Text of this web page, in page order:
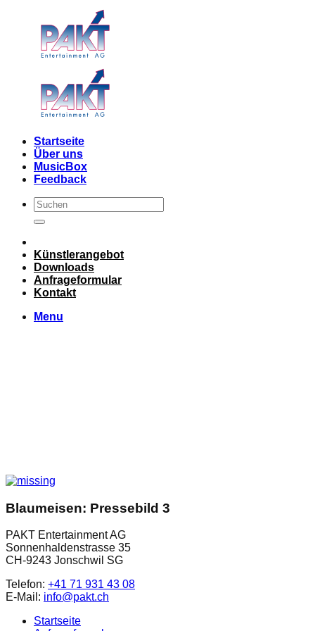
Startseite
Über uns
MusicBox
Feedback
Künstlerangebot
Downloads
Anfrageformular
Kontakt
Menu
Blaumeisen: Pressebild 3
PAKT Entertainment AG
Sonnenhaldenstrasse 35
CH-9243 Jonschwil SG
Telefon: +41 71 931 43 08
E-Mail: info@pakt.ch
Startseite